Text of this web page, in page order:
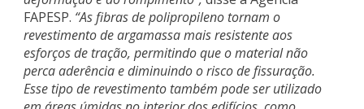
FAPESP. “As fibras de polipropileno tornam o
revestimento de argamassa mais resistente aos
esforços de tração, permitindo que o material não
perca aderência e diminuindo o risco de fissuração.
Esse tipo de revestimento também pode ser utilizado